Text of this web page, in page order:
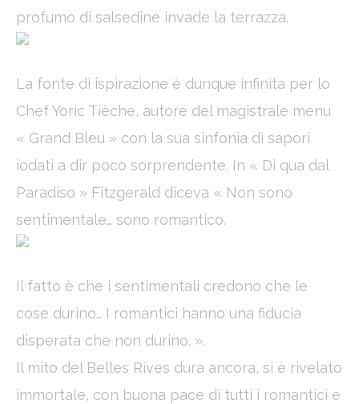
profumo di salsedine invade la terrazza.
La fonte di ispirazione è dunque infinita per lo
Chef Yoric Tièche, autore del magistrale menu
« Grand Bleu » con la sua sinfonia di sapori
iodati a dir poco sorprendente. In « Di qua dal
Paradiso » Fitzgerald diceva « Non sono
sentimentale… sono romantico.
Il fatto è che i sentimentali credono che le
cose durino… I romantici hanno una fiducia
disperata che non durino. ».
Il mito del Belles Rives dura ancora, si è rivelato
immortale, con buona pace di tutti i romantici e